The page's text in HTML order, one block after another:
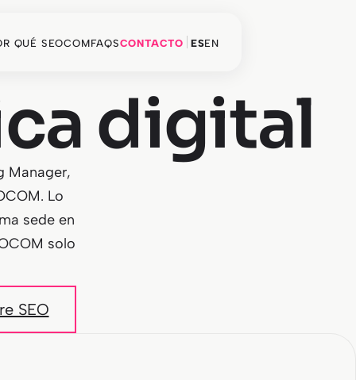
QUÉ SEOCOMFAQSCONTACTO ESEN
digital
Manager,
Lo
sede en
solo
SEO